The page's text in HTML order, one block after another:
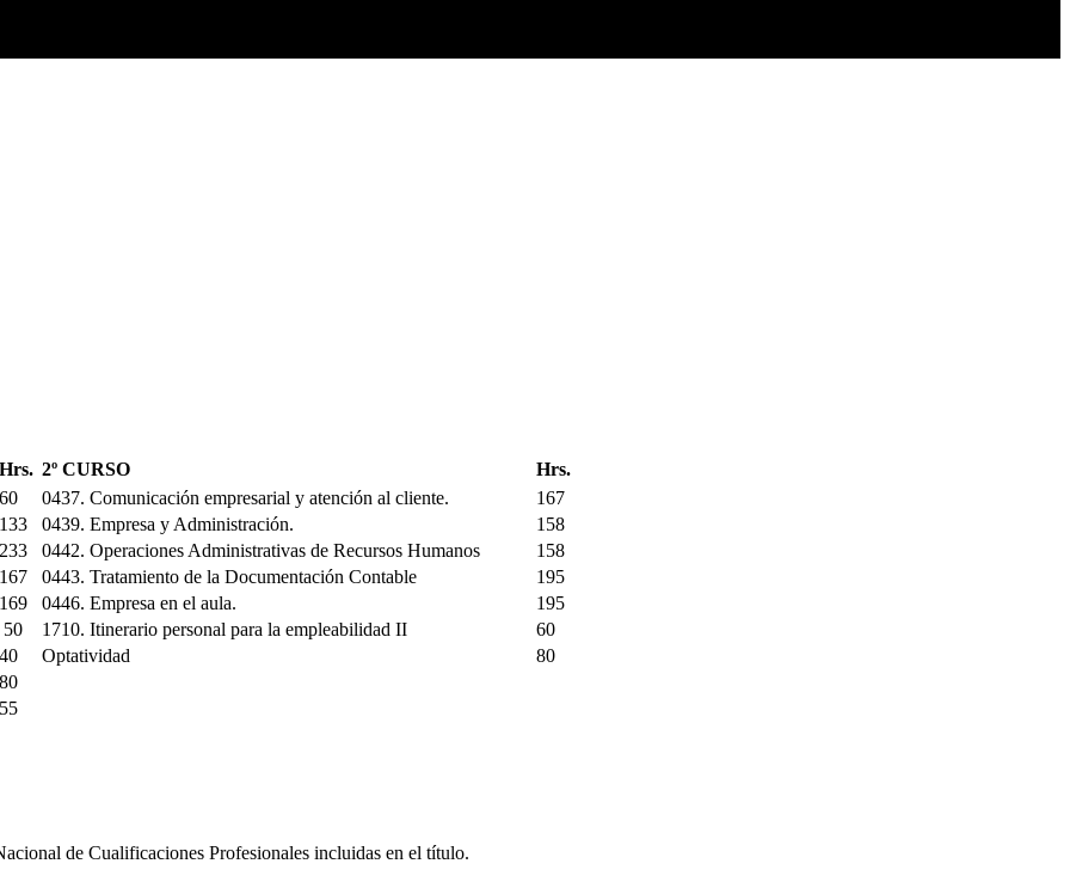
Hrs. 2º CURSO
Hrs.
60 0437. Comunicación empresarial y atención al cliente.
167
133 0439. Empresa y Administración.
158
233 0442. Operaciones Administrativas de Recursos Humanos
158
167 0443. Tratamiento de la Documentación Contable
195
169 0446. Empresa en el aula.
195
50 1710. Itinerario personal para la empleabilidad II
60
40 Optatividad
80
80
55
de Cualificaciones Profesionales incluidas en el título.